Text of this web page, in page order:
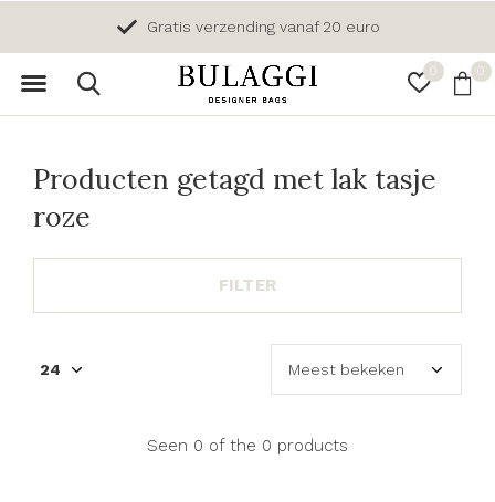
0 0
Gratis verzending vanaf 20 euro
Producten getagd met lak tasje
roze
FILTER
Seen 0 of the 0 products